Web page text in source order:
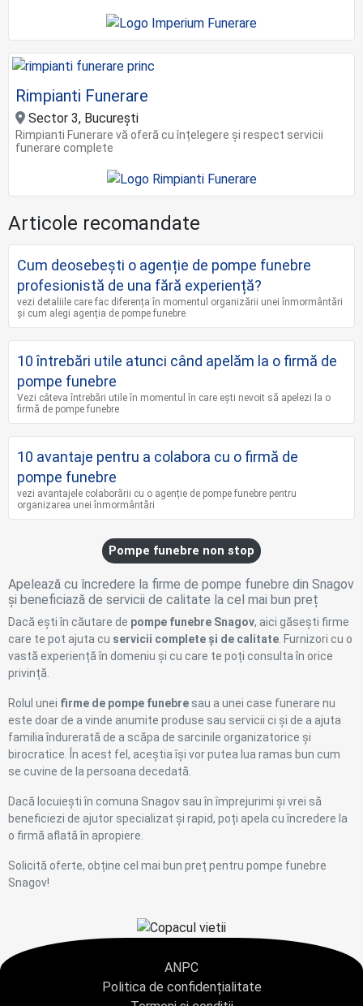
Rimpianti Funerare
Sector 3, București
Rimpianti Funerare vă oferă cu înțelegere și respect servicii
funerare complete
Articole recomandate
Cum deosebești o agenție de pompe funebre
profesionistă de una fără experiență?
vezi detaliile care fac diferența în momentul organizării unei înmormântări
și cum alegi agenția de pompe funebre
10 întrebări utile atunci când apelăm la o firmă de
pompe funebre
Vezi câteva întrebări utile în momentul în care ești nevoit să apelezi la o
firmă de pompe funebre
10 avantaje pentru a colabora cu o firmă de
pompe funebre
vezi avantajele colaborării cu o agenție de pompe funebre pentru
organizarea unei înmormântări
Pompe funebre non stop
Apelează cu încredere la firme de pompe funebre din Snagov
și beneficiază de servicii de calitate la cel mai bun preț
Dacă ești în căutare de pompe funebre Snagov, aici găsești firme
care te pot ajuta cu servicii complete și de calitate. Furnizori cu o
vastă experiență în domeniu și cu care te poți consulta în orice
privință.
Rolul unei firme de pompe funebre sau a unei case funerare nu
este doar de a vinde anumite produse sau servicii ci și de a ajuta
familia îndurerată de a scăpa de sarcinile organizatorice și
birocratice. În acest fel, aceștia își vor putea lua ramas bun cum
se cuvine de la persoana decedată.
Dacă locuiești în comuna Snagov sau în împrejurimi și vrei să
beneficiezi de ajutor specializat și rapid, poți apela cu încredere la
o firmă aflată în apropiere.
Solicită oferte, obține cel mai bun preț pentru pompe funebre
Snagov!
ANPC
Politica de confidențialitate